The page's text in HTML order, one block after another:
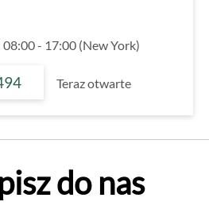
- 17:00 (New York)
Teraz otwarte
do nas